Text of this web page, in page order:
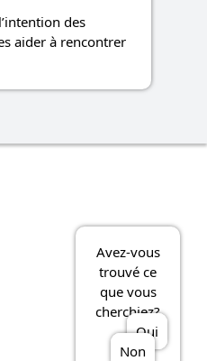
des
aider à rencontrer
Avez-vous
trouvé ce
que vous
cherchiez?
Oui
Non